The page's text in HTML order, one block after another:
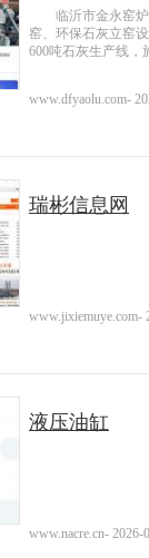
临沂市金永窑
窑、环保石灰立窑
600吨石灰生产线，
www.dfyaolu.com-
瑞彬信息网
www.jixiemuye.com-
液压油缸
www.nacre.cn- 2026-